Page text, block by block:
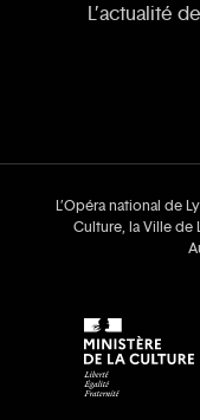
L’actualité
L’Opéra national de
Culture, la Ville de